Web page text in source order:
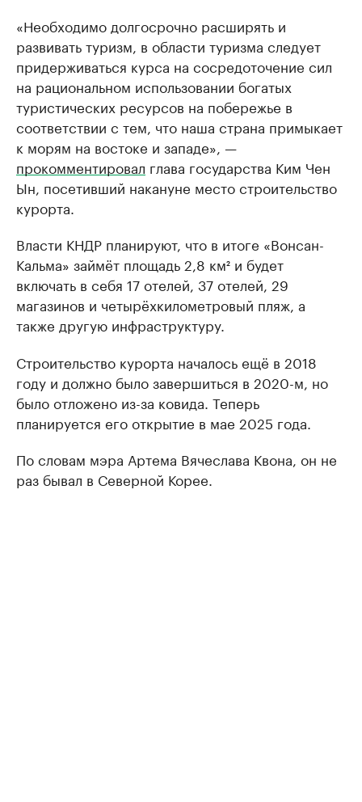
«Необходимо долгосрочно расширять и
развивать туризм, в области туризма следует
придерживаться курса на сосредоточение сил
на рациональном использовании богатых
туристических ресурсов на побережье в
соответствии с тем, что наша страна примыкает
к морям на востоке и западе», —
прокомментировал глава государства Ким Чен
Ын, посетивший накануне место строительство
курорта.
Власти КНДР планируют, что в итоге «Вонсан-
Кальма» займёт площадь 2,8 км² и будет
включать в себя 17 отелей, 37 отелей, 29
магазинов и четырёхкилометровый пляж, а
также другую инфраструктуру.
Строительство курорта началось ещё в 2018
году и должно было завершиться в 2020-м, но
было отложено из-за ковида. Теперь
планируется его открытие в мае 2025 года.
По словам мэра Артема Вячеслава Квона, он не
раз бывал в Северной Корее.